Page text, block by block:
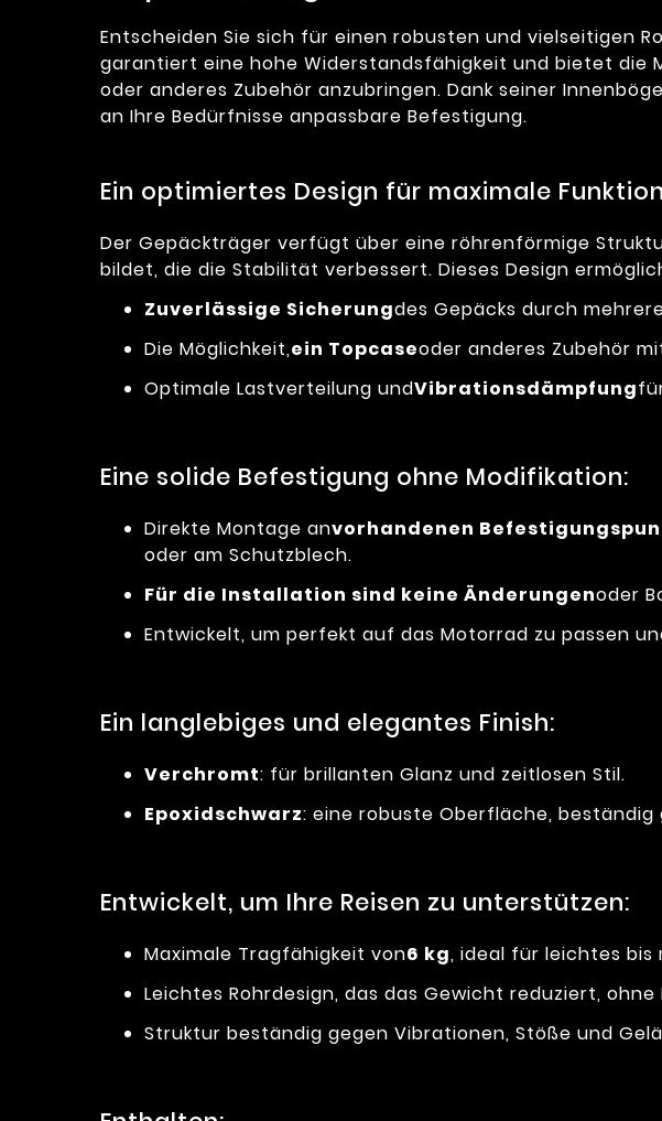
Entscheiden Sie sich für einen robusten und vielseitigen
garantiert eine hohe Widerstandsfähigkeit und bietet die
oder anderes Zubehör anzubringen. Dank seiner
an Ihre Bedürfnisse anpassbare Befestigung.
Ein optimiertes Design für maximale
Der Gepäckträger verfügt über eine röhrenförmige
bildet, die die Stabilität verbessert. Dieses Design
Zuverlässige Sicherungdes Gepäcks durch
Die Möglichkeit,ein Topcaseoder anderes Zubehör
Optimale Lastverteilung undVibrationsdämpfung
Eine solide Befestigung ohne Modifikation:
Direkte Montage anvorhandenen
oder am Schutzblech.
Für die Installation sind keine Änderungenoder
Entwickelt, um perfekt auf das Motorrad zu passen
Ein langlebiges und elegantes Finish:
Verchromt: für brillanten Glanz und zeitlosen Stil.
Epoxidschwarz: eine robuste Oberfläche,
Entwickelt, um Ihre Reisen zu unterstützen:
Maximale Tragfähigkeit von6 kg, ideal für leichtes bis
Leichtes Rohrdesign, das das Gewicht reduziert,
Struktur beständig gegen Vibrationen, Stöße und